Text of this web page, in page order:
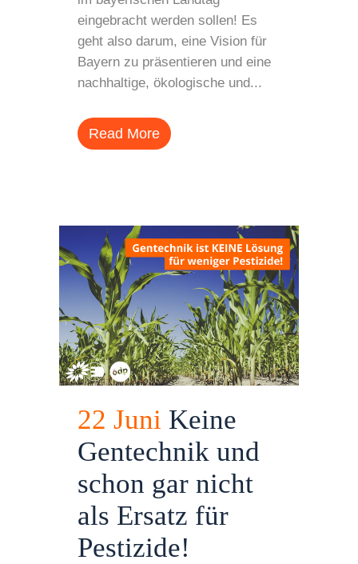
eingebracht werden sollen! Es
geht also darum, eine Vision für
Bayern zu präsentieren und eine
nachhaltige, ökologische und...
Read More
22 Juni Keine
Gentechnik und
schon gar nicht
als Ersatz für
Pestizide!